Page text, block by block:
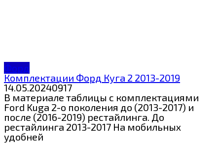
Форд
Комплектации Форд Куга 2 2013-2019
14.05.20240917
В материале таблицы с комплектациями
Ford Kuga 2-о поколения до (2013-2017) и
после (2016-2019) рестайлинга. До
рестайлинга 2013-2017 На мобильных
удобней